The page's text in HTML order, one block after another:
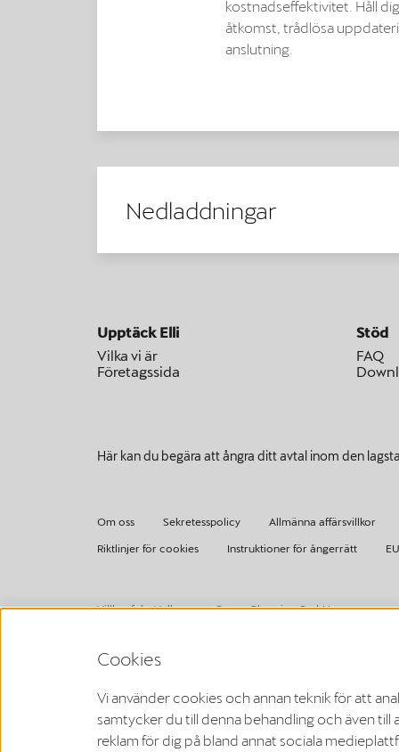
kostnadseffektivitet. Håll
åtkomst, trådlösa
anslutning.
Nedladdningar
Upptäck Elli
Vilka vi är
Företagssida
Stöd
FAQ
Här kan du begära att ångra ditt avtal inom den
Om oss Sekretesspolicy Allmänna affärsvillkor
Riktlinjer för cookies Instruktioner för ångerrätt
Villkor från Volkswagen Group Charging GmbH
CUPRA/SEAT Charger (1. generation från och med 2020):
LTE-funktionaliteten får endast användas inom EU:s
LTE-funktionaliteten får endast användas inom EU:s
De smarta laddningsfunktionerna är inledningsvis
varumärkesappen.
Cookies
Vi använder cookies och annan teknik för att
samtycker du till denna behandling och även
reklam för dig på bland annat sociala